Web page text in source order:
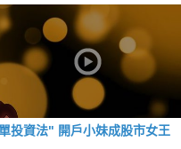
投資法" 開戶小妹成股市女王